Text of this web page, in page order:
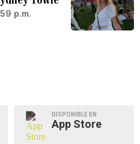
p.m.
DISPONIBLE EN
App Store